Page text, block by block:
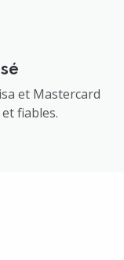
et Mastercard
fiables.